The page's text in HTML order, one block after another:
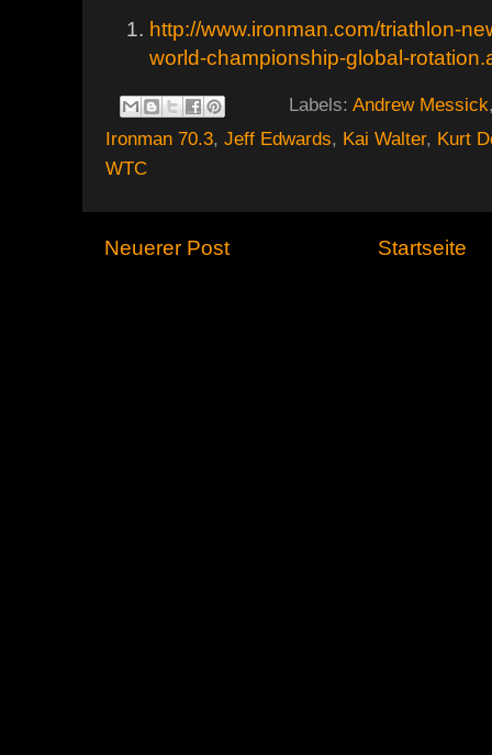
http://www.ironman.com/triathlon-
world-championship-global-
Labels:Andrew Messick
Ironman 70.3, Jeff Edwards, Kai Walter, Kurt
WTC
Neuerer Post Startseite